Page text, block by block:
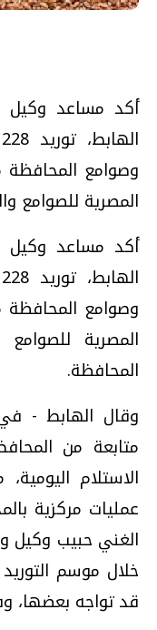
أكد مساعد وكيل
المصرية للصوامع
أكد مساعد وكيل
المصرية
المحافظة.
وقال الهابط - في
متابعة من
الاستلام
عمليات مركزية
الغني حبيب وكيل
خلال موسم
قد تواجه بعضها،